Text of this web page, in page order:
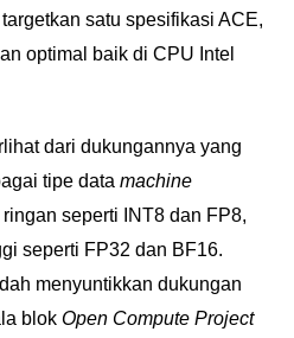
satu spesifikasi ACE,
optimal baik di CPU Intel
dari dukungannya yang
tipe data machine
seperti INT8 dan FP8,
seperti FP32 dan BF16.
menyuntikkan dukungan
blok Open Compute Project